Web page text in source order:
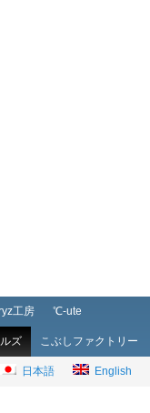
工房 ℃-ute
ズ こぶしファクトリー
日本語 English